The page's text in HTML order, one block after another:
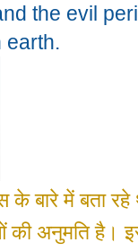
the evil
earth.
के बारे में बता
की अनुमति है।